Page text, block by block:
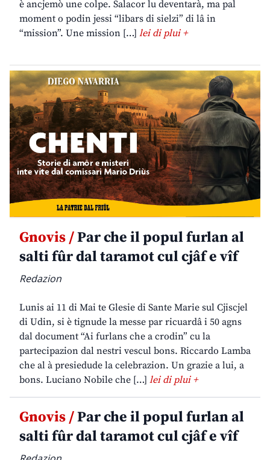
è ancjemò une colpe. Salacor lu deventarà, ma pal
moment o podin jessi “libars di sielzi” di lâ in
“mission”. Une mission […] lei di plui +
Gnovis /Par che il popul furlan al
salti fûr dal taramot cul cjâf e vîf
Redazion
Lunis ai 11 di Mai te Glesie di Sante Marie sul Cjiscjel
di Udin, si è tignude la messe par ricuardâ i 50 agns
dal document “Ai furlans che a crodin” cu la
partecipazion dal nestri vescul bons. Riccardo Lamba
che al à presiedude la celebrazion. Un grazie a lui, a
bons. Luciano Nobile che […] lei di plui +
Gnovis /Par che il popul furlan al
salti fûr dal taramot cul cjâf e vîf